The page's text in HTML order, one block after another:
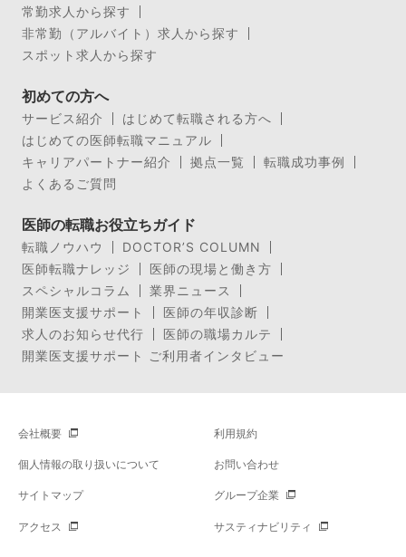
常勤求人から探す
非常勤（アルバイト）求人から探す
スポット求人から探す
初めての方へ
サービス紹介
はじめて転職される方へ
はじめての医師転職マニュアル
キャリアパートナー紹介
拠点一覧
転職成功事例
よくあるご質問
医師の転職お役立ちガイド
転職ノウハウ
DOCTOR’S COLUMN
医師転職ナレッジ
医師の現場と働き方
スペシャルコラム
業界ニュース
開業医支援サポート
医師の年収診断
求人のお知らせ代行
医師の職場カルテ
開業医支援サポート ご利用者インタビュー
会社概要 利用規約
個人情報の取り扱いについて お問い合わせ
サイトマップ グループ企業
アクセス サスティナビリティ